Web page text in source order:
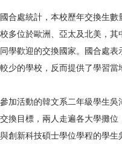
國合處統計，本校歷年交換生
校多位於歐洲、亞太及北美，
同學歡迎的交換國家。國合處
較少的學校，反而提供了學習當
參加活動的韓文系二年級學生
交換目標，兩人走遍各大學攤
與創新科技碩士學位學程的學